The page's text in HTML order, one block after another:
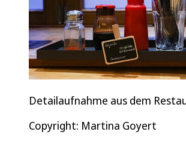
Detailaufnahme aus dem
Copyright: Martina Goyert